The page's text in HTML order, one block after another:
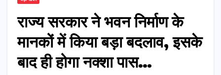
राज्य सरकार ने भवन निर्माण के
मानकों में किया बड़ा बदलाव, इसके
बाद ही होगा नक्शा पास…